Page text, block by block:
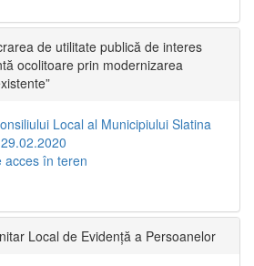
de utilitate publică de interes
ocolitoare prin modernizarea
Local al Municipiului Slatina
acces în teren
Local de Evidență a Persoanelor